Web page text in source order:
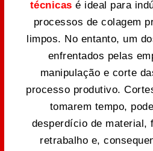
técnicas é ideal para
processos de colagem
limpos. No entanto, um
enfrentados pelas
manipulação e corte
processo produtivo.
tomarem tempo,
desperdício de material,
retrabalho e,